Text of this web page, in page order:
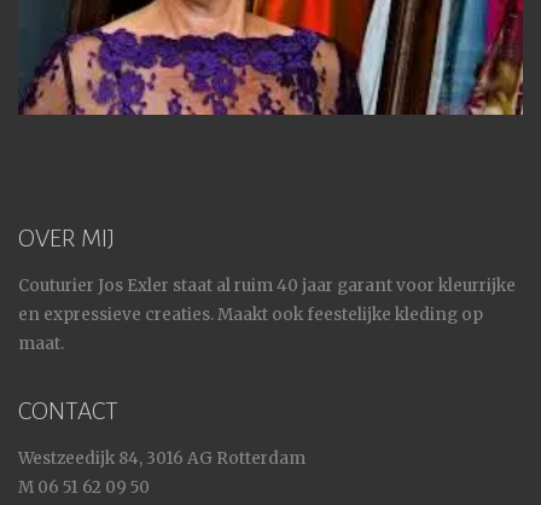
OVER MIJ
Couturier Jos Exler staat al ruim 40 jaar garant voor kleurrijke
en expressieve creaties. Maakt ook feestelijke kleding op
maat.
CONTACT
Westzeedijk 84, 3016 AG Rotterdam
M 06 51 62 09 50